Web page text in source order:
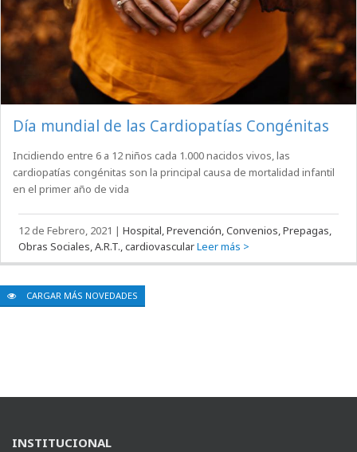
Día mundial de las Cardiopatías Congénitas
Incidiendo entre 6 a 12 niños cada 1.000 nacidos vivos, las
cardiopatías congénitas son la principal causa de mortalidad infantil
en el primer año de vida
12 de Febrero, 2021 |Hospital, Prevención, Convenios, Prepagas,
Obras Sociales, A.R.T., cardiovascularLeer más >
CARGAR MÁS NOVEDADES
INSTITUCIONAL